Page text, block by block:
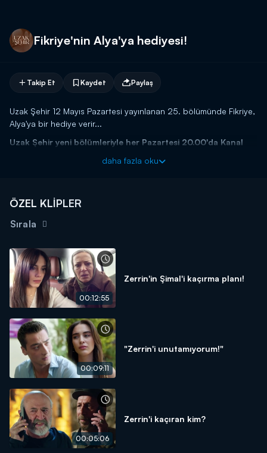
Fikriye'nin Alya'ya hediyesi!
Takip Et Kaydet Paylaş
Uzak Şehir 12 Mayıs Pazartesi yayınlanan 25. bölümünde Fikriye,
Alya'ya bir hediye verir...
Uzak Şehir yeni bölümleriyle her Pazartesi 20.00'da Kanal
daha fazla oku
ÖZEL KLİPLER
Sırala
00:12:55
Zerrin'in Şimal'i kaçırma planı!
00:09:11
"Zerrin'i unutamıyorum!"
00:05:06
Zerrin'i kaçıran kim?